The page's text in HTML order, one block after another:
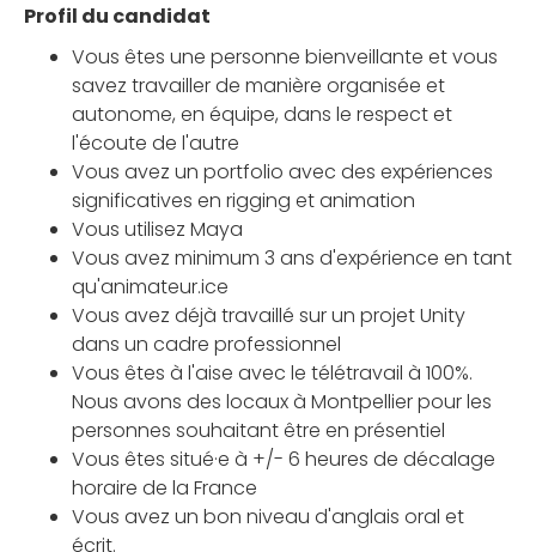
Profil du candidat
Vous êtes une personne bienveillante et vous
savez travailler de manière organisée et
autonome, en équipe, dans le respect et
l'écoute de l'autre
Vous avez un portfolio avec des expériences
significatives en rigging et animation
Vous utilisez Maya
Vous avez minimum 3 ans d'expérience en tant
qu'animateur.ice
Vous avez déjà travaillé sur un projet Unity
dans un cadre professionnel
Vous êtes à l'aise avec le télétravail à 100%.
Nous avons des locaux à Montpellier pour les
personnes souhaitant être en présentiel
Vous êtes situé·e à +/- 6 heures de décalage
horaire de la France
Vous avez un bon niveau d'anglais oral et
écrit.